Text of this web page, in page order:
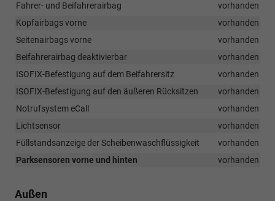
Fahrer- und Beifahrerairbag
vorhanden
Kopfairbags vorne
vorhanden
Seitenairbags vorne
vorhanden
Beifahrerairbag deaktivierbar
vorhanden
ISOFIX-Befestigung auf dem Beifahrersitz
vorhanden
ISOFIX-Befestigung auf den äußeren Rücksitzen
vorhanden
Notrufsystem eCall
vorhanden
Lichtsensor
vorhanden
Füllstandsanzeige der Scheibenwaschflüssigkeit
vorhanden
Parksensoren vorne und hinten
vorhanden
Außen